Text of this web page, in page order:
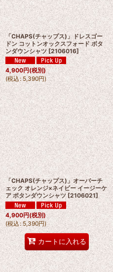
「CHAPS(チャップス)」ドレスゴー
ドン コットンオックスフォード ボタ
ンダウンシャツ [2106016]
4,900円(税別)
(税込: 5,390円)
「CHAPS(チャップス)」オーバーチ
ェック オレンジ×ネイビー イージーケ
ア ボタンダウンシャツ [2106021]
4,900円(税別)
(税込 : 5,390円)
カートに入れる